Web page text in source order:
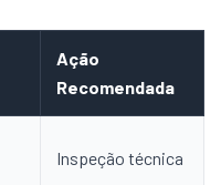
Ação
Recomendada
Inspeção técnica